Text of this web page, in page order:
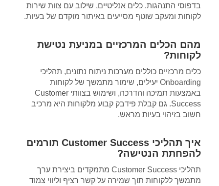
בדפוסי התנהגות. כלים אנליטיים, שילוב עם צוות שירות
לקוחות ומעקב שוטף מסייעים באיתור מוקדם של בעיות.
מהם הכלים המרכזיים במניעת נטישת
לקוחות?
כלים מרכזיים כוללים מערכות ניתוח נתונים, תהליכי
Onboarding יעילים, שימור מתמשך של לקוחות
באמצעות תמיכה והדרכה, ושימוש בצוותי Customer
Success. גם קבלת פידבק קבוע מלקוחות היא מרכיב
חשוב בזיהוי בעיות מראש.
איך תהליכי Customer Success תורמים
להפחתת הנטישה?
תהליכי Customer Success מתמקדים ביצירת ערך
מתמשך ללקוחות תוך שמירה על קשר רציף וליווי צמוד